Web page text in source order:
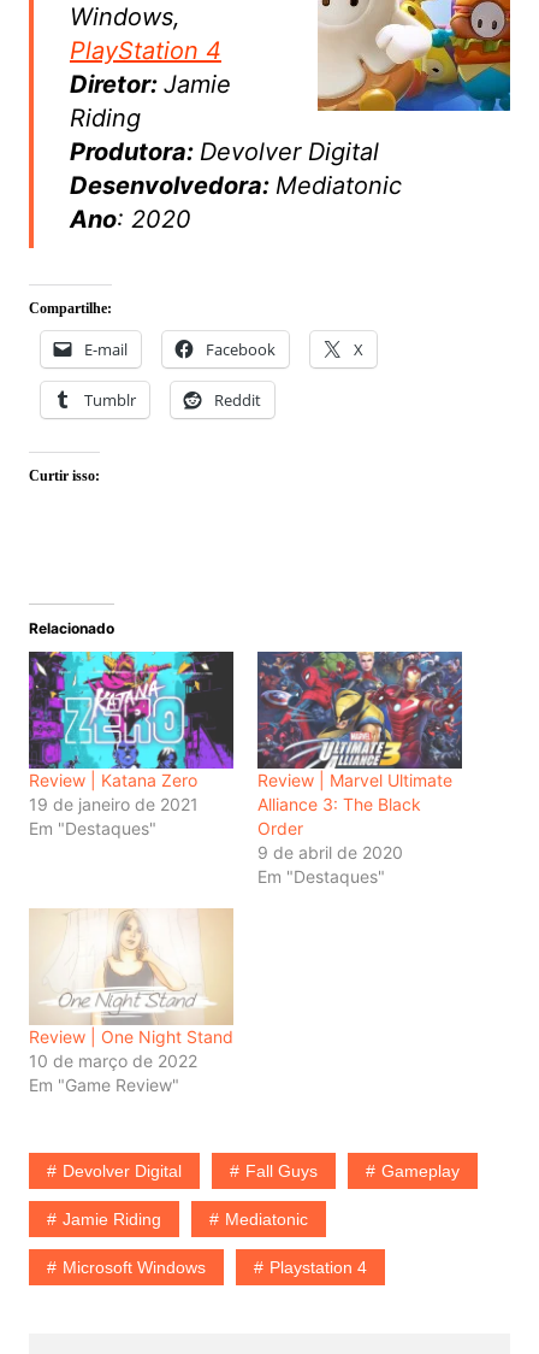
Windows,
PlayStation 4
Diretor: Jamie
Riding
Produtora: Devolver Digital
Desenvolvedora: Mediatonic
Ano: 2020
Compartilhe:
E-mail Facebook X
Tumblr Reddit
Curtir isso:
Relacionado
Review | Katana Zero
19 de janeiro de 2021
Em "Destaques"
Review | Marvel Ultimate
Alliance 3: The Black
Order
9 de abril de 2020
Em "Destaques"
Review | One Night Stand
10 de março de 2022
Em "Game Review"
Devolver Digital Fall Guys Gameplay
Jamie Riding Mediatonic
Microsoft Windows Playstation 4